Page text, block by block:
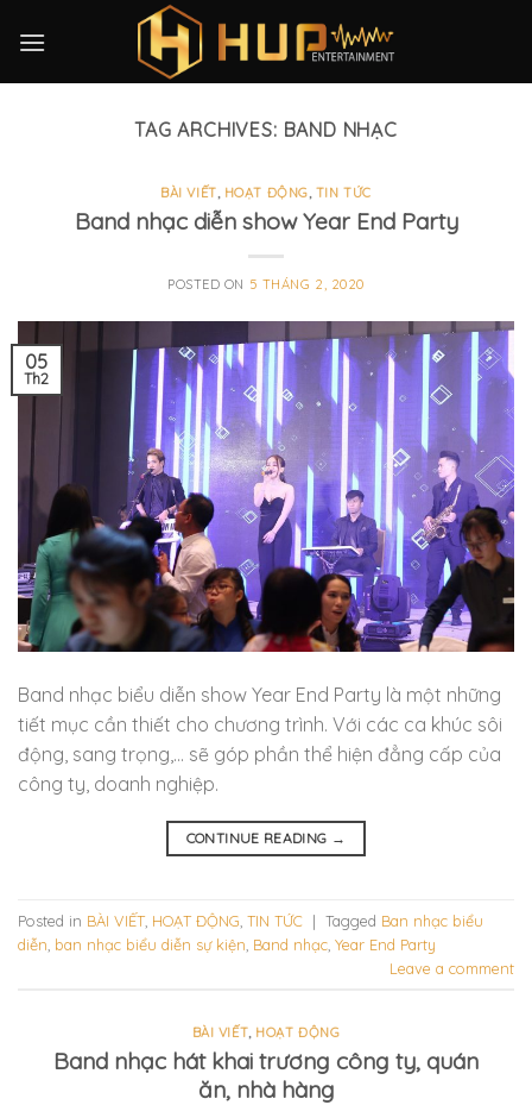
TAG ARCHIVES: BAND NHẠC
BÀI VIẾT, HOẠT ĐỘNG, TIN TỨC
Band nhạc diễn show Year End Party
POSTED ON 5 THÁNG 2, 2020
05
Th2
Band nhạc biểu diễn show Year End Party là một những
tiết mục cần thiết cho chương trình. Với các ca khúc sôi
động, sang trọng,… sẽ góp phần thể hiện đẳng cấp của
công ty, doanh nghiệp.
CONTINUE READING →
Posted in BÀI VIẾT, HOẠT ĐỘNG TIN TỨC | Tagged Ban nhạc biểu
diễn ban nhạc biểu diễn sự kiện Band nhạc Year End Party
Leave a comment
BÀI VIẾT, HOẠT ĐỘNG
Band nhạc hát khai trương công ty, quán
ăn, nhà hàng